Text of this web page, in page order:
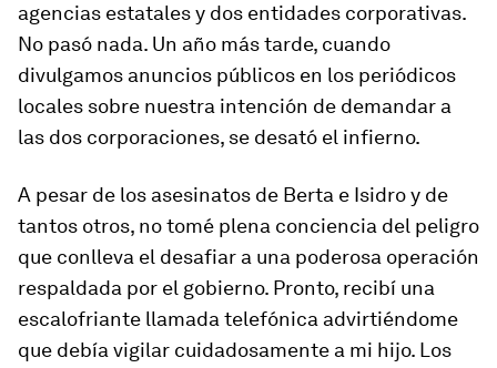
agencias estatales y dos entidades corporativas.
No pasó nada. Un año más tarde, cuando
divulgamos anuncios públicos en los periódicos
locales sobre nuestra intención de demandar a
las dos corporaciones, se desató el infierno.
A pesar de los asesinatos de Berta e Isidro y de
tantos otros, no tomé plena conciencia del peligro
que conlleva el desafiar a una poderosa operación
respaldada por el gobierno. Pronto, recibí una
escalofriante llamada telefónica advirtiéndome
que debía vigilar cuidadosamente a mi hijo. Los